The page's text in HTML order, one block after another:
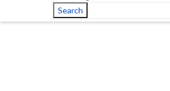
Search